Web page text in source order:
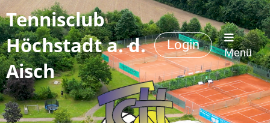
Tennisclub
Höchstadt a. d.
Aisch
Login
Menü